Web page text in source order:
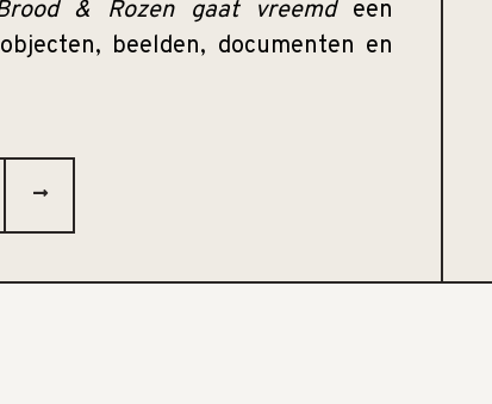
& Rozen gaat vreemdeen
beelden, documenten en